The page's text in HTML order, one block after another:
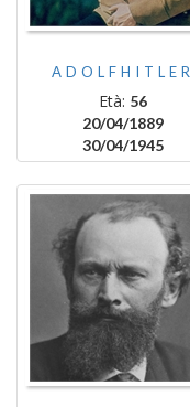
ADOLFHITLER
Età: 56
20/04/1889
30/04/1945